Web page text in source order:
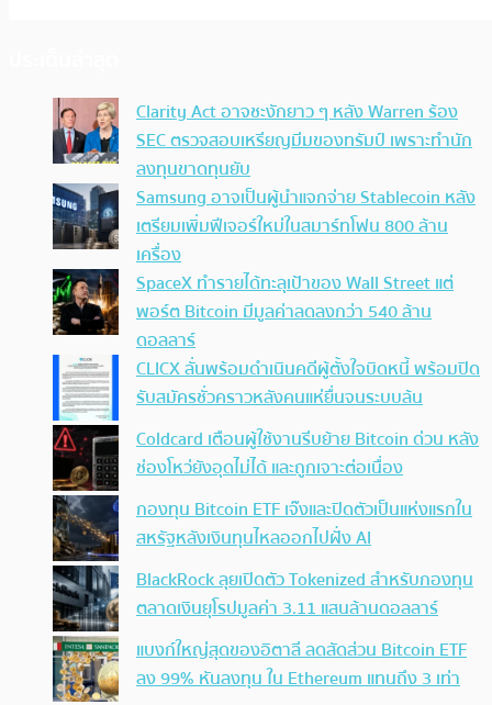
Clarity Act อาจชะงักยาว ๆ หลัง Warren ร้อง
SEC ตรวจสอบเหรียญมีมของทรัมป์ เพราะทำนัก
ลงทุนขาดทุนยับ
Samsung อาจเป็นผู้นำแจกจ่าย Stablecoin หลัง
เตรียมเพิ่มฟีเจอร์ใหม่ในสมาร์ทโฟน 800 ล้าน
เครื่อง
SpaceX ทำรายได้ทะลุเป้าของ Wall Street แต่
พอร์ต Bitcoin มีมูลค่าลดลงกว่า 540 ล้าน
ดอลลาร์
CLICX ลั่นพร้อมดำเนินคดีผู้ตั้งใจบิดหนี้ พร้อมปิด
รับสมัครชั่วคราวหลังคนแห่ยื่นจนระบบล้น
Coldcard เตือนผู้ใช้งานรีบย้าย Bitcoin ด่วน หลัง
ช่องโหว่ยังอุดไม่ได้ และถูกเจาะต่อเนื่อง
กองทุน Bitcoin ETF เจ๊งและปิดตัวเป็นแห่งแรกใน
สหรัฐหลังเงินทุนไหลออกไปฝั่ง AI
BlackRock ลุยเปิดตัว Tokenized สำหรับกองทุน
ตลาดเงินยุโรปมูลค่า 3.11 แสนล้านดอลลาร์
แบงก์ใหญ่สุดของอิตาลี ลดสัดส่วน Bitcoin ETF
ลง 99% หันลงทุน ใน Ethereum แทนถึง 3 เท่า